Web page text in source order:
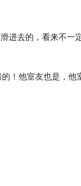
进去的，看来不一
！他室友也是，